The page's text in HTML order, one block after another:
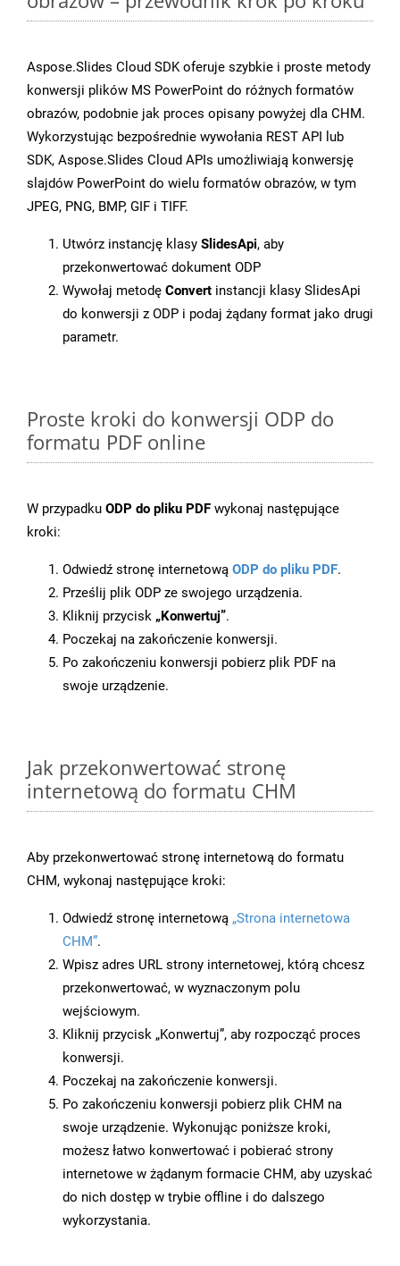
Aspose.Slides Cloud SDK oferuje szybkie i proste metody
konwersji plików MS PowerPoint do różnych formatów
obrazów, podobnie jak proces opisany powyżej dla CHM.
Wykorzystując bezpośrednie wywołania REST API lub
SDK, Aspose.Slides Cloud APIs umożliwiają konwersję
slajdów PowerPoint do wielu formatów obrazów, w tym
JPEG, PNG, BMP, GIF i TIFF.
Utwórz instancję klasy SlidesApi, aby
przekonwertować dokument ODP
Wywołaj metodę Convert instancji klasy SlidesApi
do konwersji z ODP i podaj żądany format jako drugi
parametr.
Proste kroki do konwersji ODP do
formatu PDF online
W przypadku ODP do pliku PDF wykonaj następujące
kroki:
Odwiedź stronę internetową ODP do pliku PDF.
Prześlij plik ODP ze swojego urządzenia.
Kliknij przycisk „Konwertuj”.
Poczekaj na zakończenie konwersji.
Po zakończeniu konwersji pobierz plik PDF na
swoje urządzenie.
Jak przekonwertować stronę
internetową do formatu CHM
Aby przekonwertować stronę internetową do formatu
CHM, wykonaj następujące kroki:
Odwiedź stronę internetową „Strona internetowa
CHM”.
Wpisz adres URL strony internetowej, którą chcesz
przekonwertować, w wyznaczonym polu
wejściowym.
Kliknij przycisk „Konwertuj”, aby rozpocząć proces
konwersji.
Poczekaj na zakończenie konwersji.
Po zakończeniu konwersji pobierz plik CHM na
swoje urządzenie. Wykonując poniższe kroki,
możesz łatwo konwertować i pobierać strony
internetowe w żądanym formacie CHM, aby uzyskać
do nich dostęp w trybie offline i do dalszego
wykorzystania.